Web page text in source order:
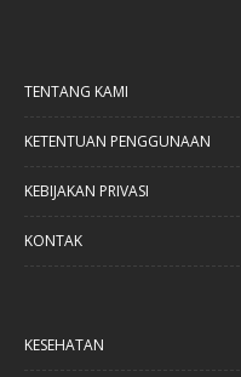
TENTANG KAMI
KETENTUAN PENGGUNAAN
KEBIJAKAN PRIVASI
KONTAK
KESEHATAN